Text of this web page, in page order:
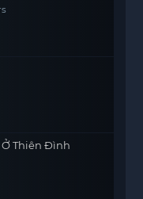
Ở Thiên Đình